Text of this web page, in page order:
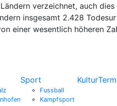
verzeichnet, auch
insgesamt 2.428
einer wesentlich höheren
Sport
Fussball
Kampfsport
Kultur